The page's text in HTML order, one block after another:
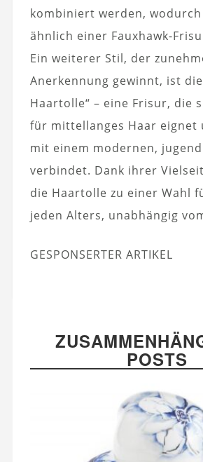
kombiniert werden,
ähnlich einer Fauxhawk-
Ein weiterer Stil, der
Anerkennung gewinnt, ist
Haartolle“ – eine Frisur, die
für mittellanges Haar eignet
mit einem modernen,
verbindet. Dank ihrer
die Haartolle zu einer Wahl
jeden Alters, unabhängig
GESPONSERTER ARTIKEL
POSTS